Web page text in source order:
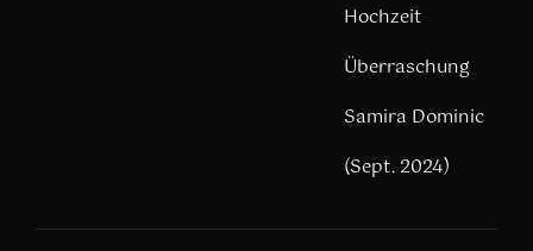
Hochzeit
Überraschung
Samira Dominic
(Sept. 2024)